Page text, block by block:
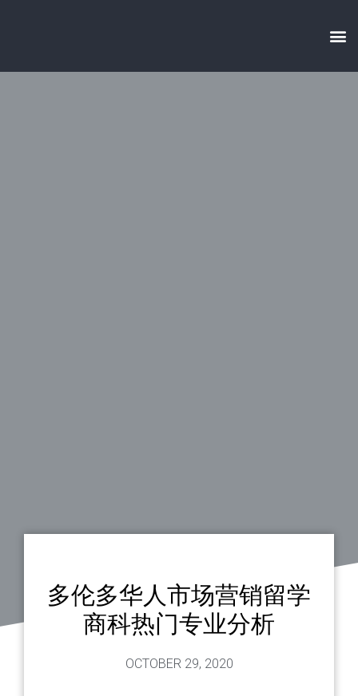
多伦多华人市场营销留学
商科热门专业分析
OCTOBER 29, 2020